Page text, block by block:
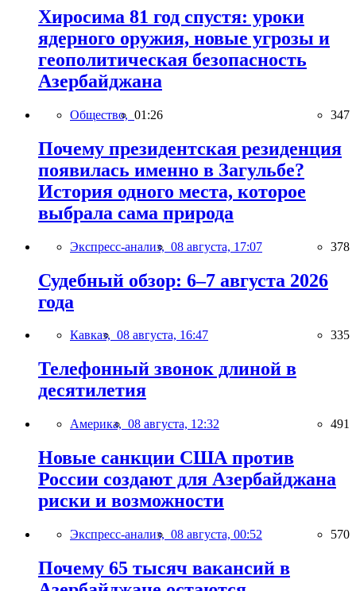
Хиросима 81 год спустя: уроки
ядерного оружия, новые угрозы и
геополитическая безопасность
Азербайджана
Общество, 01:26 347
Почему президентская резиденция
появилась именно в Загульбе?
История одного места, которое
выбрала сама природа
Экспресс-анализ, 08 августа, 17:07 378
Судебный обзор: 6–7 августа 2026
года
Кавказ, 08 августа, 16:47 335
Телефонный звонок длиной в
десятилетия
Америка, 08 августа, 12:32 491
Новые санкции США против
России создают для Азербайджана
риски и возможности
Экспресс-анализ, 08 августа, 00:52 570
Почему 65 тысяч вакансий в